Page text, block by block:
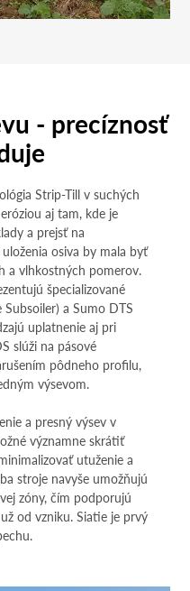
- precíznosť
Strip-Till v suchých
aj tam, kde je
a prejsť na
osiva by mala byť
a vlhkostných pomerov.
špecializované
a Sumo DTS
uplatnenie aj pri
slúži na pásové
pôdneho profilu,
výsevom.
a presný výsev v
významne skrátiť
utuženie a
stroje navyše umožňujú
zóny, čím podporujú
od vzniku. Siatie je prvý